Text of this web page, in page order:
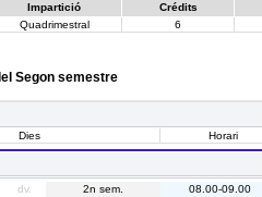
Impartició
Crédits
Quadrimestral 6
Segon semestre
Dies Horari
dv. 2n sem.
08.00-09.00